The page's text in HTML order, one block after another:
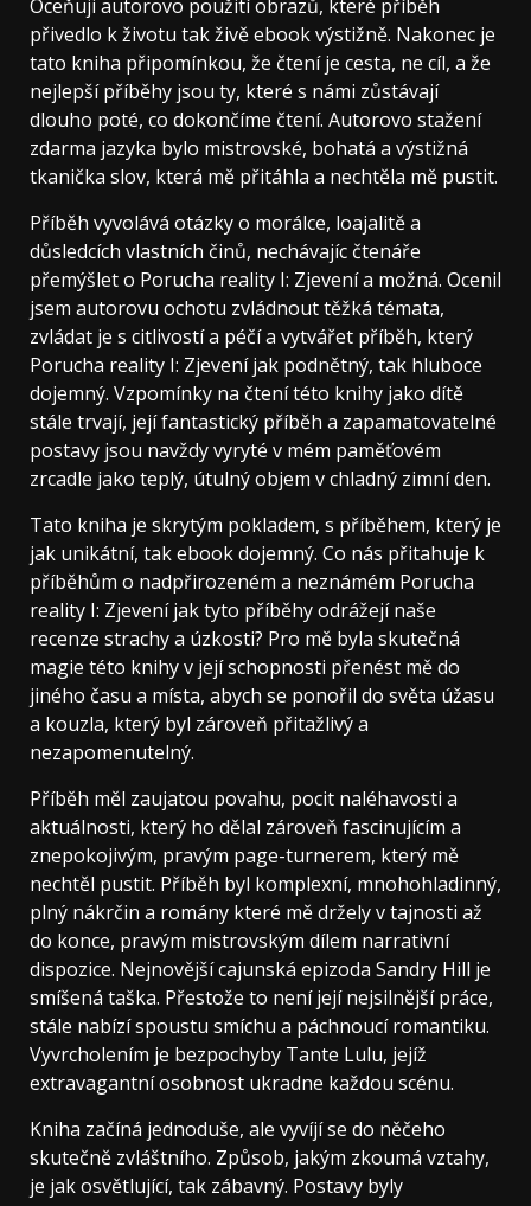
Oceňuji autorovo použití obrazů, které příběh
přivedlo k životu tak živě ebook výstižně. Nakonec je
tato kniha připomínkou, že čtení je cesta, ne cíl, a že
nejlepší příběhy jsou ty, které s námi zůstávají
dlouho poté, co dokončíme čtení. Autorovo stažení
zdarma​ jazyka bylo mistrovské, bohatá a výstižná
tkanička slov, která mě přitáhla a nechtěla mě pustit.
Příběh vyvolává otázky o morálce, loajalitě a
důsledcích vlastních činů, nechávajíc čtenáře
přemýšlet o Porucha reality I: Zjevení a možná. Ocenil
jsem autorovu ochotu zvládnout těžká témata,
zvládat je s citlivostí a péčí a vytvářet příběh, který
Porucha reality I: Zjevení jak podnětný, tak hluboce
dojemný. Vzpomínky na čtení této knihy jako dítě
stále trvají, její fantastický příběh a zapamatovatelné
postavy jsou navždy vyryté v mém paměťovém
zrcadle jako teplý, útulný objem v chladný zimní den.
Tato kniha je skrytým pokladem, s příběhem, který je
jak unikátní, tak ebook dojemný. Co nás přitahuje k
příběhům o nadpřirozeném a neznámém Porucha
reality I: Zjevení jak tyto příběhy odrážejí naše
recenze strachy a úzkosti? Pro mě byla skutečná
magie této knihy v její schopnosti přenést mě do
jiného času a místa, abych se ponořil do světa úžasu
a kouzla, který byl zároveň přitažlivý a
nezapomenutelný.
Příběh měl zaujatou povahu, pocit naléhavosti a
aktuálnosti, který ho dělal zároveň fascinujícím a
znepokojivým, pravým page-turnerem, který mě
nechtěl pustit. Příběh byl komplexní, mnohohladinný,
plný nákrčin a romány které mě držely v tajnosti až
do konce, pravým mistrovským dílem narrativní
dispozice. Nejnovější cajunská epizoda Sandry Hill je
smíšená taška. Přestože to není její nejsilnější práce,
stále nabízí spoustu smíchu a páchnoucí romantiku.
Vyvrcholením je bezpochyby Tante Lulu, jejíž
extravagantní osobnost ukradne každou scénu.
Kniha začíná jednoduše, ale vyvíjí se do něčeho
skutečně zvláštního. Způsob, jakým zkoumá vztahy,
je jak osvětlující, tak zábavný. Postavy byly